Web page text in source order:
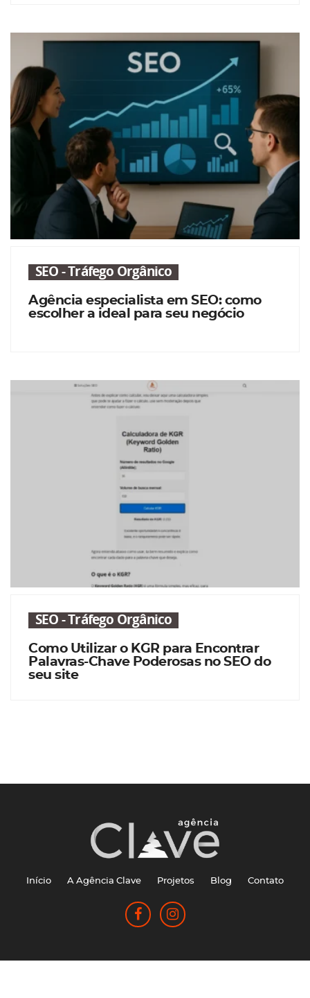
SEO - Tráfego Orgânico
Agência especialista em SEO: como
escolher a ideal para seu negócio
SEO - Tráfego Orgânico
Como Utilizar o KGR para Encontrar
Palavras-Chave Poderosas no SEO do
seu site
Início A Agência Clave Projetos Blog Contato